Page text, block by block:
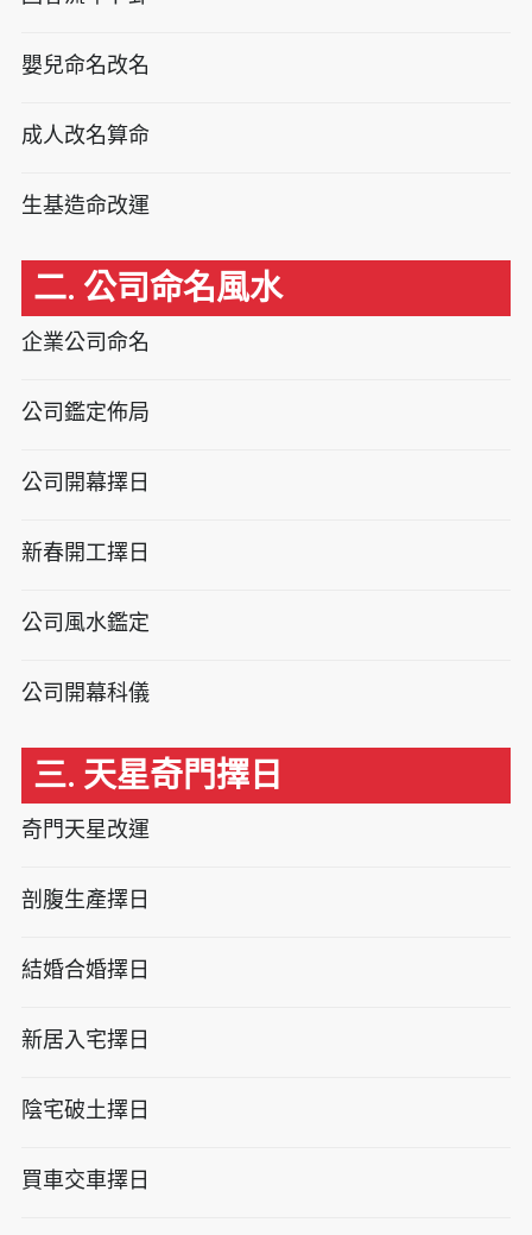
嬰兒命名改名
成人改名算命
生基造命改運
二. 公司命名風水
企業公司命名
公司鑑定佈局
公司開幕擇日
新春開工擇日
公司風水鑑定
公司開幕科儀
三. 天星奇門擇日
奇門天星改運
剖腹生產擇日
結婚合婚擇日
新居入宅擇日
陰宅破土擇日
買車交車擇日